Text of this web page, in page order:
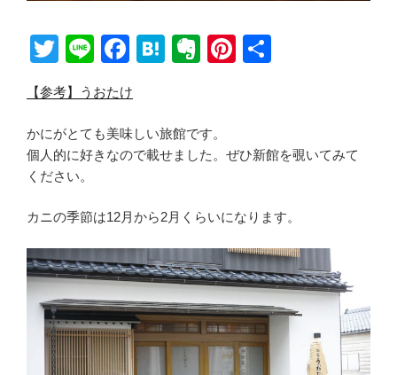
T
wi
tt
er
Li
e
F
c
e
b
o
k
H
n
a
E
n
ot
Pi
st
【参考】うおたけ
かにがとても美味しい旅館です。
個人的に好きなので載せました。ぜひ新館を覗いてみて
ください。
カニの季節は12月から2月くらいになります。